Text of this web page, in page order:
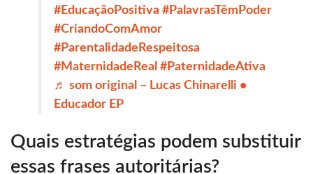
#EducaçãoPositiva #PalavrasTêmPoder
#CriandoComAmor
#ParentalidadeRespeitosa
#MaternidadeReal #PaternidadeAtiva
♬ som original – Lucas Chinarelli •
Educador EP
Quais estratégias podem substituir
essas frases autoritárias?